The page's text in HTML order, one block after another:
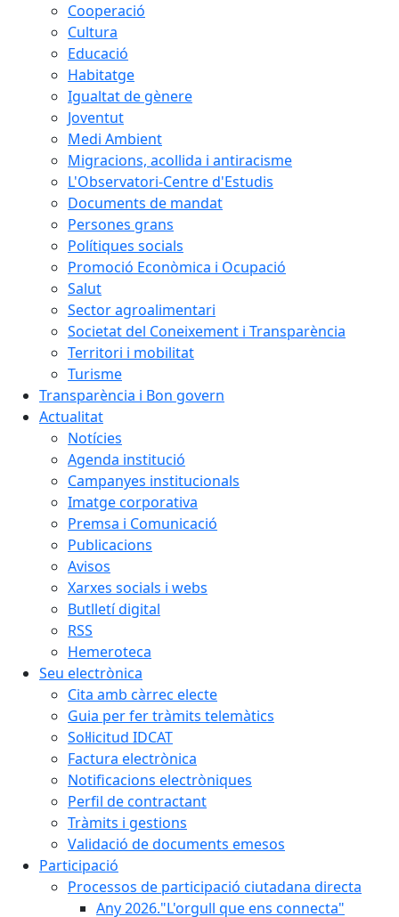
Cooperació
Cultura
Educació
Habitatge
Igualtat de gènere
Joventut
Medi Ambient
Migracions, acollida i antiracisme
L'Observatori-Centre d'Estudis
Documents de mandat
Persones grans
Polítiques socials
Promoció Econòmica i Ocupació
Salut
Sector agroalimentari
Societat del Coneixement i Transparència
Territori i mobilitat
Turisme
Transparència i Bon govern
Actualitat
Notícies
Agenda institució
Campanyes institucionals
Imatge corporativa
Premsa i Comunicació
Publicacions
Avisos
Xarxes socials i webs
Butlletí digital
RSS
Hemeroteca
Seu electrònica
Cita amb càrrec electe
Guia per fer tràmits telemàtics
Sol·licitud IDCAT
Factura electrònica
Notificacions electròniques
Perfil de contractant
Tràmits i gestions
Validació de documents emesos
Participació
Processos de participació ciutadana directa
Any 2026."L'orgull que ens connecta"